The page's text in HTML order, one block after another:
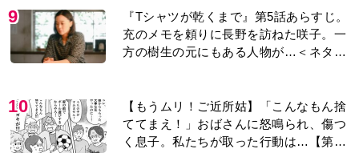
9
『Tシャツが乾くまで』第5話あらすじ。
充のメモを頼りに長野を訪ねた咲子。一
方の樹生の元にもある人物が…＜ネタバ
10
【もうムリ！ご近所姑】「こんなもん捨
ててまえ！」おばさんに怒鳴られ、傷つ
く息子。私たちが取った行動は…【第3